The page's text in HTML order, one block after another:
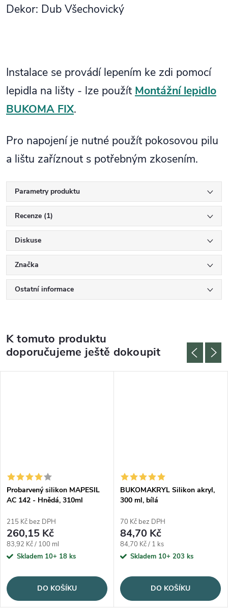
Dekor: Dub Všechovický
Instalace se provádí lepením ke zdi pomocí
lepidla na lišty - lze použít Montážní lepidlo
BUKOMA FIX.
Pro napojení je nutné použít pokosovou pilu
a lištu zaříznout s potřebným zkosením.
Parametry produktu
Recenze (1)
Diskuse
Značka
Ostatní informace
K tomuto produktu
doporučujeme ještě dokoupit
Probarvený silikon MAPESIL
AC 142 - Hnědá, 310ml
215 Kč bez DPH
260,15 Kč
Měrná cena:
83,92 Kč / 100 ml
Skladem 10+ 18 ks
DO KOŠÍKU
BUKOMAKRYL Silikon akryl,
300 ml, bílá
70 Kč bez DPH
84,70 Kč
Měrná cena:
84,70 Kč / 1 ks
Skladem 10+ 203 ks
DO KOŠÍKU